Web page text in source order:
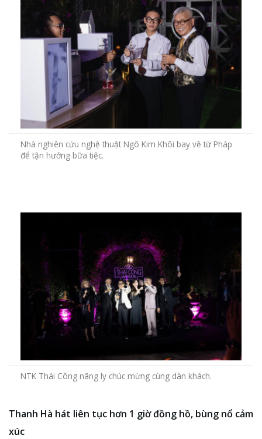
Nhà nghiên cứu nghệ thuật Ngô Kim Khôi bay về từ Pháp
để tận hưởng bữa tiệc.
NTK Thái Công nâng ly chúc mừng cùng dàn khách.
Thanh Hà hát liên tục hơn 1 giờ đồng hồ, bùng nổ cảm
xúc